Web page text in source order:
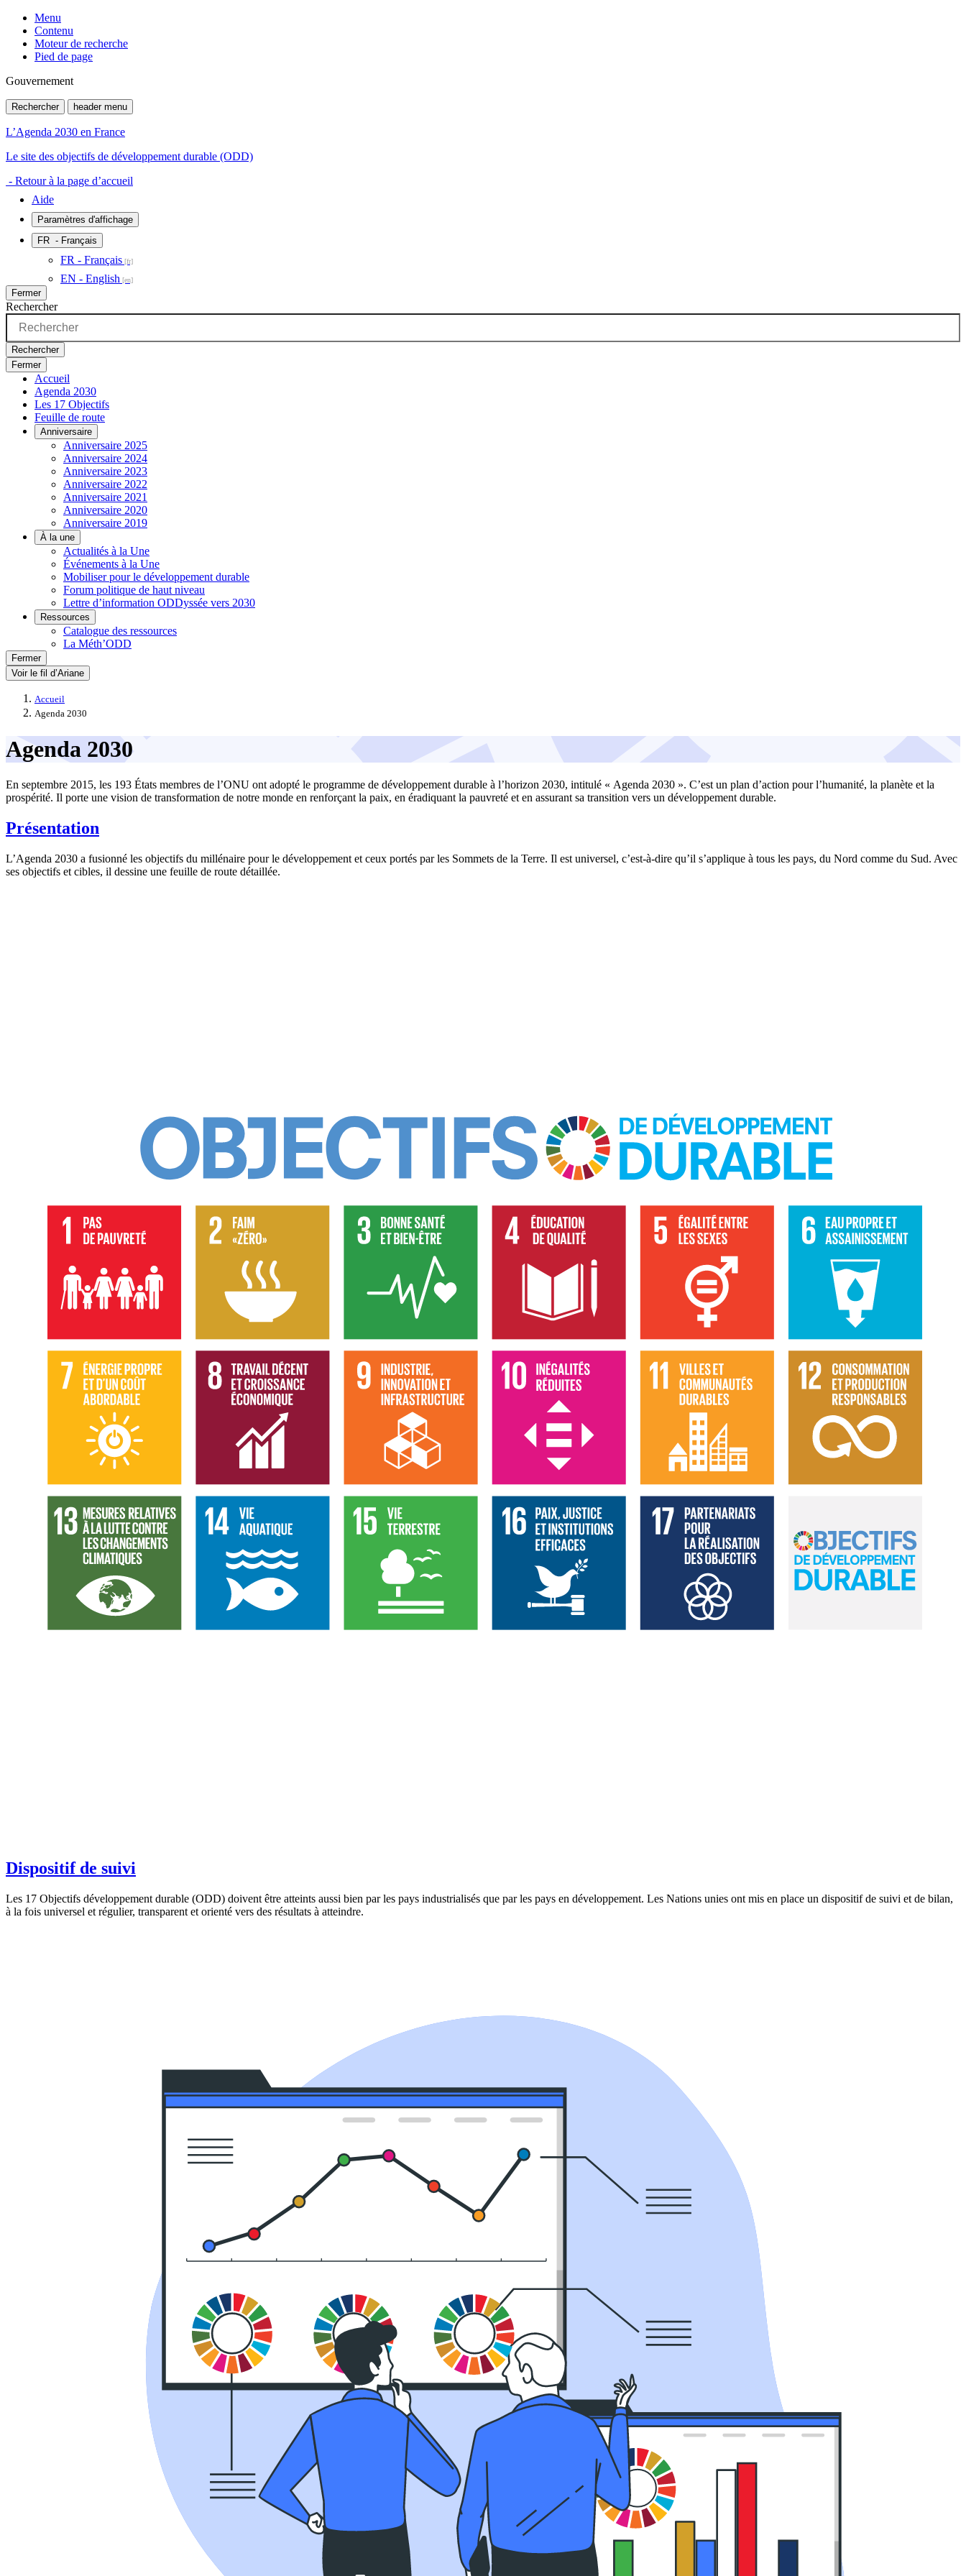
Menu
Contenu
Moteur de recherche
Pied de page
Gouvernement
Rechercher header menu
L’Agenda 2030 en France
Le site des objectifs de développement durable (ODD)
- Retour à la page d’accueil
Aide
Paramètres d'affichage
FR - Français
FR - Français
EN - English
Fermer
Rechercher
Rechercher
Fermer
Accueil
Agenda 2030
Les 17 Objectifs
Feuille de route
Anniversaire
Anniversaire 2025
Anniversaire 2024
Anniversaire 2023
Anniversaire 2022
Anniversaire 2021
Anniversaire 2020
Anniversaire 2019
À la une
Actualités à la Une
Événements à la Une
Mobiliser pour le développement durable
Forum politique de haut niveau
Lettre d’information ODDyssée vers 2030
Ressources
Catalogue des ressources
La Méth’ODD
Fermer
Voir le fil d’Ariane
Accueil
Agenda 2030
Agenda 2030
En septembre 2015, les 193 États membres de l’ONU ont adopté le programme de développement durable à l’horizon 2030, intitulé « Agenda 2030 ». C’est un plan d’action pour l’humanité, la planète et la
prospérité. Il porte une vision de transformation de notre monde en renforçant la paix, en éradiquant la pauvreté et en assurant sa transition vers un développement durable.
Présentation
L’Agenda 2030 a fusionné les objectifs du millénaire pour le développement et ceux portés par les Sommets de la Terre. Il est universel, c’est-à-dire qu’il s’applique à tous les pays, du Nord comme du Sud. Avec
ses objectifs et cibles, il dessine une feuille de route détaillée.
Dispositif de suivi
Les 17 Objectifs développement durable (ODD) doivent être atteints aussi bien par les pays industrialisés que par les pays en développement. Les Nations unies ont mis en place un dispositif de suivi et de bilan,
à la fois universel et régulier, transparent et orienté vers des résultats à atteindre.